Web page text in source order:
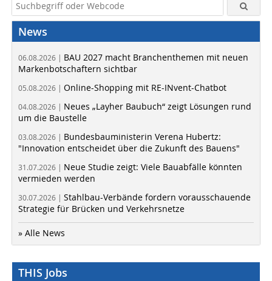
News
06.08.2026 | BAU 2027 macht Branchenthemen mit neuen
Markenbotschaftern sichtbar
05.08.2026 | Online-Shopping mit RE-INvent-Chatbot
04.08.2026 | Neues „Layher Baubuch“ zeigt Lösungen rund
um die Baustelle
03.08.2026 | Bundesbauministerin Verena Hubertz:
"Innovation entscheidet über die Zukunft des Bauens"
31.07.2026 | Neue Studie zeigt: Viele Bauabfälle könnten
vermieden werden
30.07.2026 | Stahlbau-Verbände fordern vorausschauende
Strategie für Brücken und Verkehrsnetze
» Alle News
THIS Jobs